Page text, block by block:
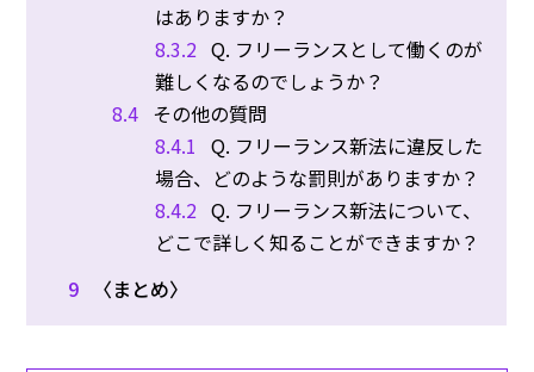
はありますか？
8.3.2 Q. フリーランスとして働くのが
難しくなるのでしょうか？
8.4 その他の質問
8.4.1 Q. フリーランス新法に違反した
場合、どのような罰則がありますか？
8.4.2 Q. フリーランス新法について、
どこで詳しく知ることができますか？
9
〈まとめ〉